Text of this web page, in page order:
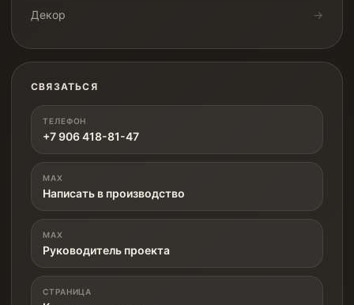
Декор
СВЯЗАТЬСЯ
ТЕЛЕФОН
+7 906 418-81-47
MAX
Написать в производство
MAX
Руководитель проекта
СТРАНИЦА